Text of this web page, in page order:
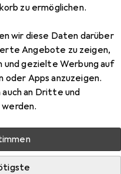
zu ermöglichen.
wir diese Daten darüber
Angebote zu zeigen,
und gezielte Werbung auf
oder Apps anzuzeigen.
an Dritte und
Comfort
2 AA Mignon
Mignon Akkus 2100
+ Akkus, Batterie